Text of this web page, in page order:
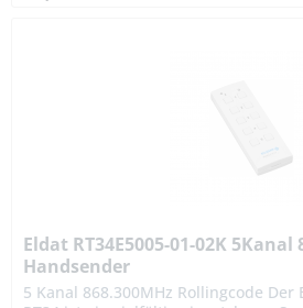
Eldat RT34E5005-01-02K 5Kanal
Handsender
5 Kanal 868.300MHz Rollingcode